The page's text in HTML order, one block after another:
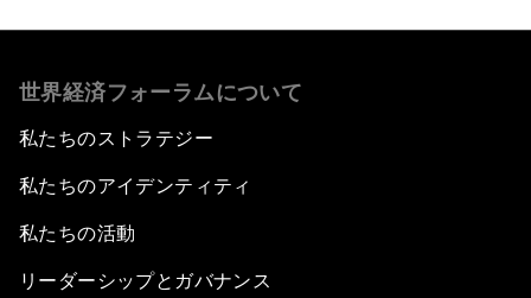
世界経済フォーラムについて
私たちのストラテジー
私たちのアイデンティティ
私たちの活動
リーダーシップとガバナンス